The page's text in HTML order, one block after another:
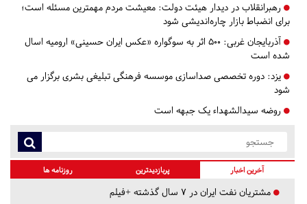
رهبرانقلاب در دیدار هیئت دولت: معیشت مردم مهمترین مسئله است؛
برای انضباط بازار چاره‌اندیشی شود
آذربایجان غربی:
۵۰۰ اثر به سوگواره «عکس ایران حسینی» ارومیه اسال
شده است
یزد: دوره تخصصی صداسازی موسسه فرهنگی تبلیغی بشری برگزار می
شود
روضه سیدالشهداء یک جبهه است
آخرین اخبار پربازدیدترین روزنامه ها
مشتریان نفت ایران در ۷ سال گذشته +فیلم